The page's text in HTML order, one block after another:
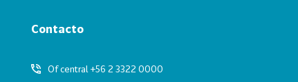
Contacto
Of central +56 2 3322 0000